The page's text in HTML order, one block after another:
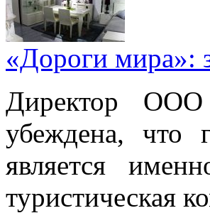
«Дороги мира»:
Директор
убеждена, что
является
туристическая